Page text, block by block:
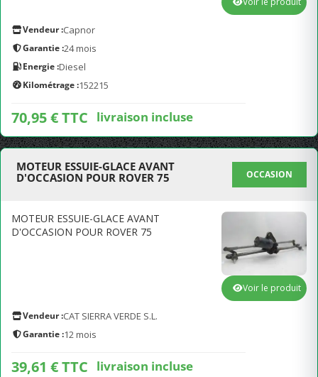
Vendeur :Capnor
Garantie :24 mois
Energie :Diesel
Kilométrage :152215
70,95 € TTC livraison incluse
MOTEUR ESSUIE-GLACE AVANT
D'OCCASION POUR ROVER 75
OCCASION
MOTEUR ESSUIE-GLACE AVANT
D'OCCASION POUR ROVER 75
Vendeur :CAT SIERRA VERDE S.L.
Garantie :12 mois
39,61 € TTC livraison incluse
Voir le produit